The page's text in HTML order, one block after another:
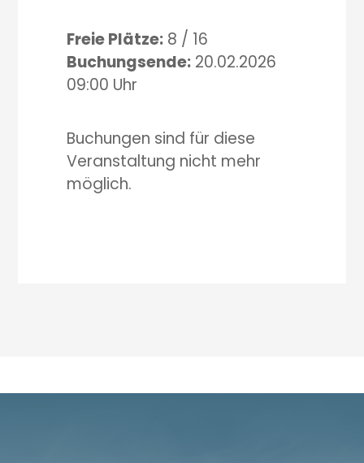
Freie Plätze: 8 / 16
Buchungsende: 20.02.2026
09:00 Uhr
Buchungen sind für diese
Veranstaltung nicht mehr
möglich.